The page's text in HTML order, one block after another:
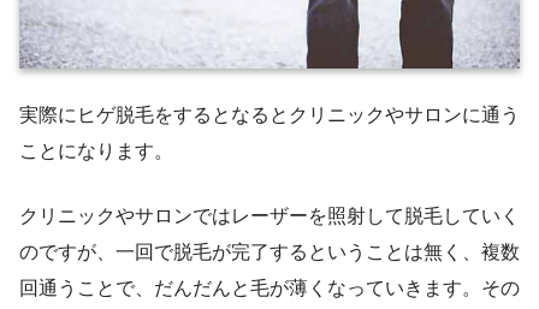
実際にヒゲ脱毛をするとなるとクリニックやサロンに通う
ことになります。
クリニックやサロンではレーザーを照射して脱毛していく
のですが、一回で脱毛が完了するということは無く、複数
回通うことで、だんだんと毛が薄くなっていきます。その